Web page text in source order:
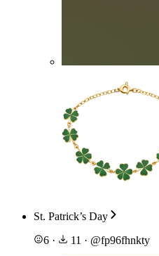
St. Patrick’s Day
6 · 11 · @fp96fhnkty